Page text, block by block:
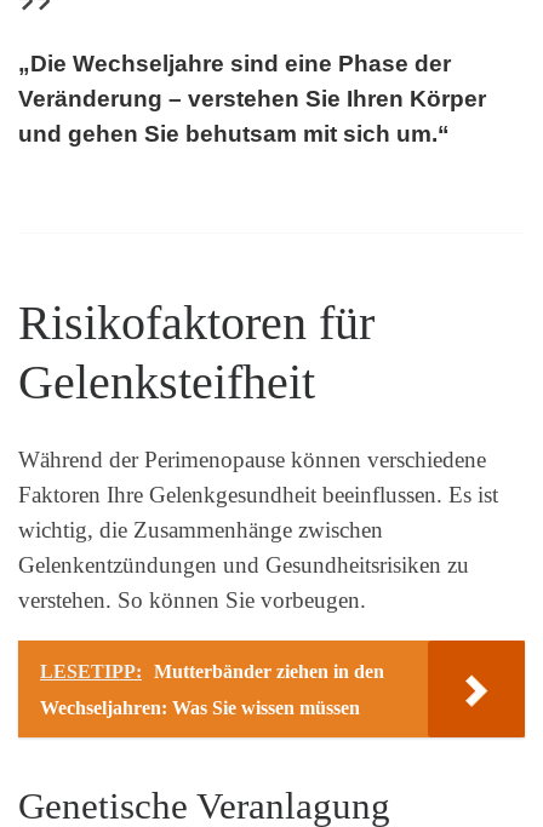
„Die Wechseljahre sind eine Phase der
Veränderung – verstehen Sie Ihren Körper
und gehen Sie behutsam mit sich um.“
Risikofaktoren für
Gelenksteifheit
Während der Perimenopause können verschiedene
Faktoren Ihre Gelenkgesundheit beeinflussen. Es ist
wichtig, die Zusammenhänge zwischen
Gelenkentzündungen und Gesundheitsrisiken zu
verstehen. So können Sie vorbeugen.
LESETIPP:
Mutterbänder ziehen in den
Wechseljahren: Was Sie wissen müssen
Genetische Veranlagung